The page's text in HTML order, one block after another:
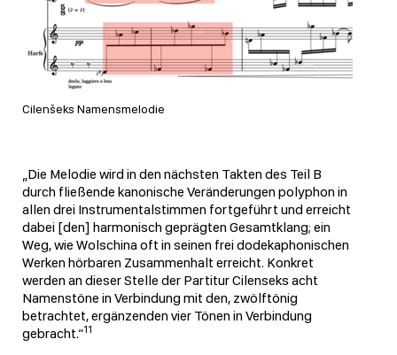
Cilenšeks Namensmelodie
„Die Melodie wird in den nächsten Takten des Teil B
durch fließende kanonische Veränderungen polyphon in
allen drei Instrumentalstimmen fortgeführt und erreicht
dabei [den] harmonisch geprägten Gesamtklang; ein
Weg, wie Wolschina oft in seinen frei dodekaphonischen
Werken hörbaren Zusammenhalt erreicht. Konkret
werden an dieser Stelle der Partitur Cilenseks acht
Namenstöne in Verbindung mit den, zwölftönig
betrachtet, ergänzenden vier Tönen in Verbindung
gebracht.“11